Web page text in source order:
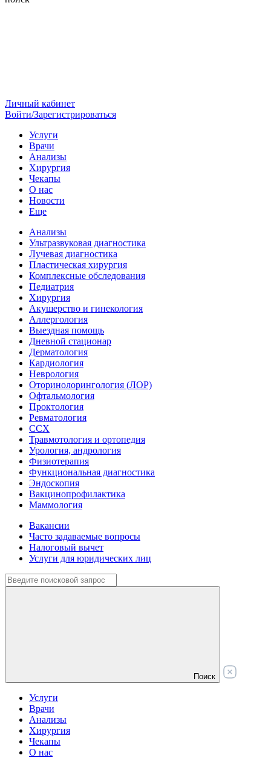
Личный кабинет
Войти/Зарегистрироваться
Услуги
Врачи
Анализы
Хирургия
Чекапы
О нас
Новости
Еще
Анализы
Ультразвуковая диагностика
Лучевая диагностика
Пластическая хирургия
Комплексные обследования
Педиатрия
Хирургия
Акушерство и гинекология
Аллергология
Выездная помощь
Дневной стационар
Дерматология
Кардиология
Неврология
Оторинолорингология (ЛОР)
Офтальмология
Проктология
Ревматология
ССХ
Травмотология и ортопедия
Урология, андрология
Физиотерапия
Функциональная диагностика
Эндоскопия
Вакцинопрофилактика
Маммология
Вакансии
Часто задаваемые вопросы
Налоговый вычет
Услуги для юридических лиц
Поиск
Услуги
Врачи
Анализы
Хирургия
Чекапы
О нас